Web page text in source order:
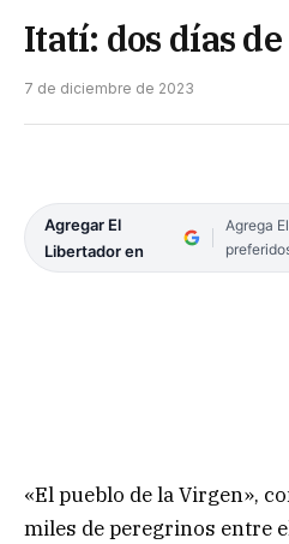
Itatí: dos días
7 de diciembre de 2023
Agregar El
Libertador en
Agrega
«El pueblo de la Virgen»,
miles de peregrinos entre